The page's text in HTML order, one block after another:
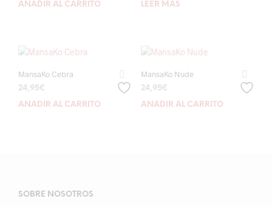
AÑADIR AL CARRITO LEER MÁS
MansaKo Cebra
24,95€
AÑADIR AL CARRITO
MansaKo Nude
24,95€
AÑADIR AL CARRITO
SOBRE NOSOTROS